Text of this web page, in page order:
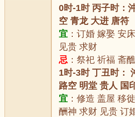
0时-1时 丙子时：
空 青龙 大进 唐符
宜 ：订婚 嫁娶 安
见贵 求财
忌 ：祭祀 祈福 斋
1时-3时 丁丑时：
路空 明堂 贵人 国
宜 ：修造 盖屋 移
酬神 求财 见贵 订